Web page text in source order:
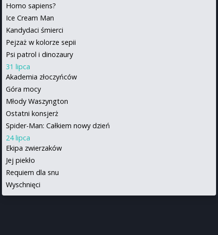
Homo sapiens?
Ice Cream Man
Kandydaci śmierci
Pejzaż w kolorze sepii
Psi patrol i dinozaury
31 lipca
Akademia złoczyńców
Góra mocy
Młody Waszyngton
Ostatni konsjerż
Spider-Man: Całkiem nowy dzień
24 lipca
Ekipa zwierzaków
Jej piekło
Requiem dla snu
Wyschnięci